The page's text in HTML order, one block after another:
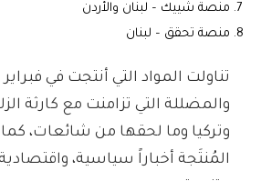
منصة شييك – لبنان والأردن
منصة تحقق – لبنان
تناولت المواد التي أنتجت في فبراير
والمضللة التي تزامنت مع كارثة
وتركيا وما لحقها من شائعات، كما
المُنتَجة أخباراً سياسية،